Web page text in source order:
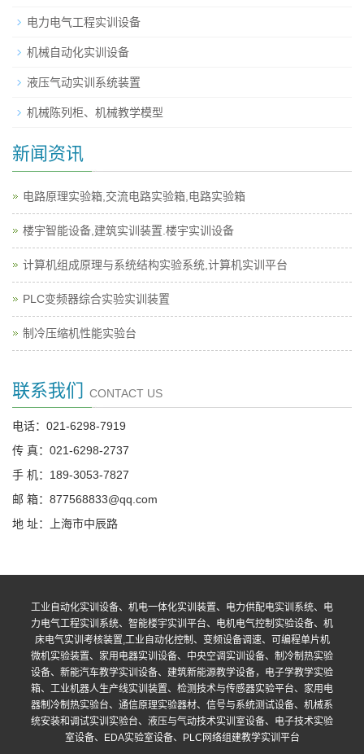
电力电气工程实训设备
机械自动化实训设备
液压气动实训系统装置
机械陈列柜、机械教学模型
新闻资讯
电路原理实验箱,交流电路实验箱,电路实验箱
楼宇智能设备,建筑实训装置.楼宇实训设备
计算机组成原理与系统结构实验系统,计算机实训平台
PLC变频器综合实验实训装置
制冷压缩机性能实验台
联系我们 CONTACT US
电话：021-6298-7919
传 真：021-6298-2737
手 机：189-3053-7827
邮 箱：877568833@qq.com
地 址：上海市中辰路
工业自动化实训设备、机电一体化实训装置、电力供配电实训系统、电
力电气工程实训系统、智能楼宇实训平台、电机电气控制实验设备、机
床电气实训考核装置,工业自动化控制、变频设备调速、可编程单片机
微机实验装置、家用电器实训设备、中央空调实训设备、制冷制热实验
设备、新能汽车教学实训设备、建筑新能源教学设备，电子学教学实验
箱、工业机器人生产线实训装置、检测技术与传感器实验平台、家用电
器制冷制热实验台、通信原理实验器材、信号与系统测试设备、机械系
统安装和调试实训实验台、液压与气动技术实训室设备、电子技术实验
室设备、EDA实验室设备、PLC网络组建教学实训平台